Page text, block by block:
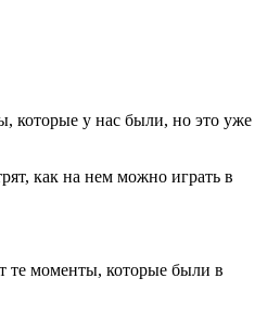
которые у нас были, но это уже
как на нем можно играть в
те моменты, которые были в